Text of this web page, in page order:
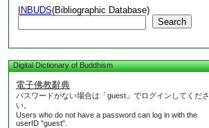
INBUDS(Bibliographic Database)
Search
Digital Dictionary of Buddhism
電子佛教辭典
パスワードがない場合は「guest」でログインしてくださ
い。
Users who do not have a password can log in with the
userID "guest".